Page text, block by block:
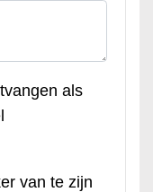
als
van te zijn